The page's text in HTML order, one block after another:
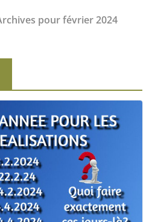
paranormal
partie)
effets de l’éveil
conscience
pour février 2024